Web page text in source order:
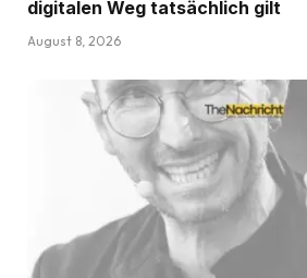
digitalen Weg tatsächlich gilt
August 8, 2026